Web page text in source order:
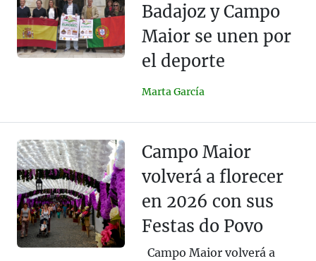
Badajoz y Campo
Maior se unen por
el deporte
Marta García
Campo Maior
volverá a florecer
en 2026 con sus
Festas do Povo
Campo Maior volverá a